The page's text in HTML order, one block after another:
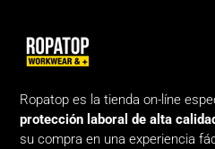
Ropatop es la tienda on-líne
protección laboral de alta
su compra en una experiencia